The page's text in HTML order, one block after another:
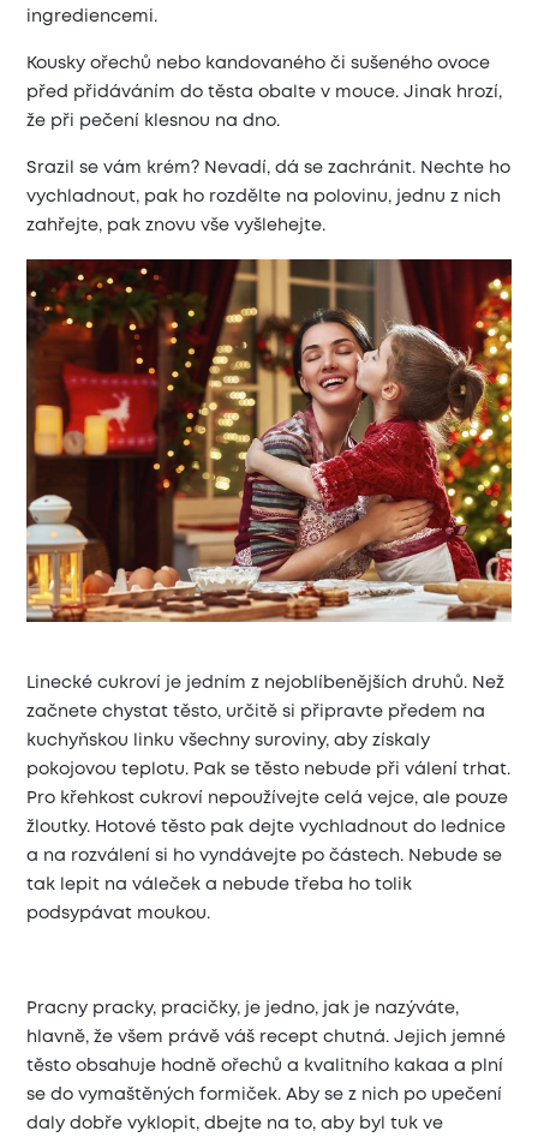
ingrediencemi.
Kousky ořechů nebo kandovaného či sušeného ovoce
před přidáváním do těsta obalte v mouce. Jinak hrozí,
že při pečení klesnou na dno.
Srazil se vám krém? Nevadí, dá se zachránit. Nechte ho
vychladnout, pak ho rozdělte na polovinu, jednu z nich
zahřejte, pak znovu vše vyšlehejte.
Linecké cukroví je jedním z nejoblíbenějších druhů. Než
začnete chystat těsto, určitě si připravte předem na
kuchyňskou linku všechny suroviny, aby získaly
pokojovou teplotu. Pak se těsto nebude při válení trhat.
Pro křehkost cukroví nepoužívejte celá vejce, ale pouze
žloutky. Hotové těsto pak dejte vychladnout do lednice
a na rozválení si ho vyndávejte po částech. Nebude se
tak lepit na váleček a nebude třeba ho tolik
podsypávat moukou.
Pracny pracky, pracičky, je jedno, jak je nazýváte,
hlavně, že všem právě váš recept chutná. Jejich jemné
těsto obsahuje hodně ořechů a kvalitního kakaa a plní
se do vymaštěných formiček. Aby se z nich po upečení
daly dobře vyklopit, dbejte na to, aby byl tuk ve